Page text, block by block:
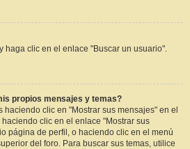
haga clic en el enlace "Buscar un usuario".
propios mensajes y temas?
haciendo clic en "Mostrar sus mensajes" en el
clic en el enlace "Mostrar sus
página de perfil, o haciendo clic en el menú
del foro. Para buscar sus temas, utilice